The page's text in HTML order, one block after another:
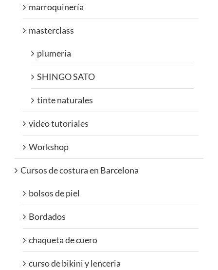
marroquinería
masterclass
plumeria
SHINGO SATO
tinte naturales
video tutoriales
Workshop
Cursos de costura en Barcelona
bolsos de piel
Bordados
chaqueta de cuero
curso de bikini y lenceria